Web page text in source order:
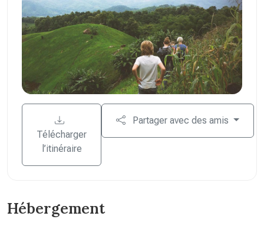
Télécharger
l’itinéraire
Partager avec des amis
Hébergement